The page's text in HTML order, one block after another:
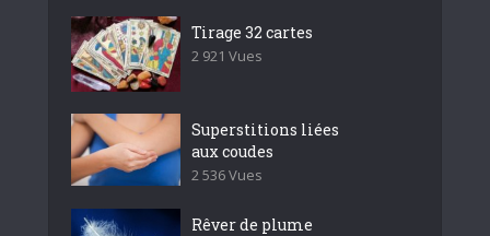
Tirage 32 cartes
2 921 Vues
Superstitions liées
aux coudes
2 536 Vues
Rêver de plume